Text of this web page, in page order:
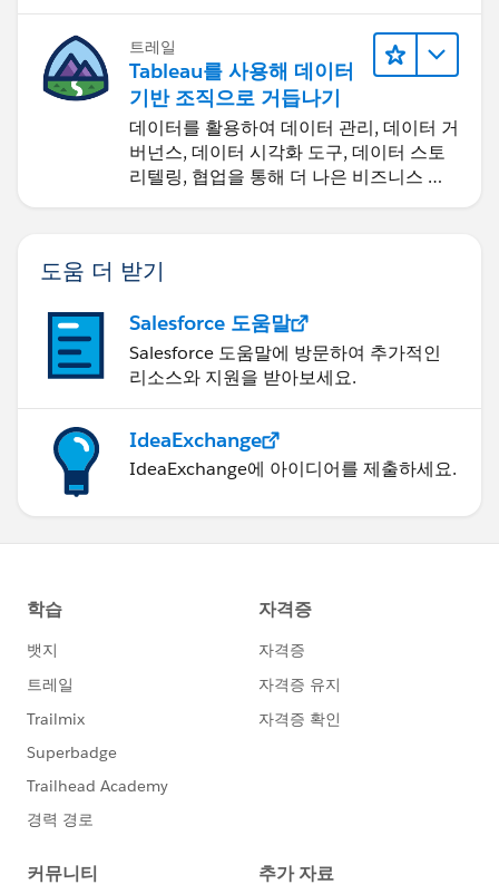
트레일
Tableau를 사용해 데이터
기반 조직으로 거듭나기
데이터를 활용하여 데이터 관리, 데이터 거
버넌스, 데이터 시각화 도구, 데이터 스토
리텔링, 협업을 통해 더 나은 비즈니스 성
과를 달성하세요.
도움 더 받기
Salesforce 도움말
Salesforce 도움말에 방문하여 추가적인
리소스와 지원을 받아보세요.
IdeaExchange
IdeaExchange에 아이디어를 제출하세요.